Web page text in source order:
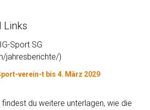
Links
Sport SG
jahresberichte/)
verein-t bis 4. März 2029
du weitere unterlagen, wie die